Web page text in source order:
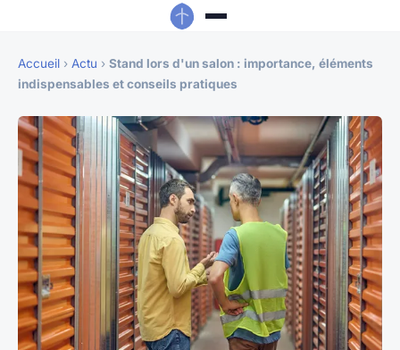
Accueil › Actu › Stand lors d'un salon : importance, éléments
indispensables et conseils pratiques